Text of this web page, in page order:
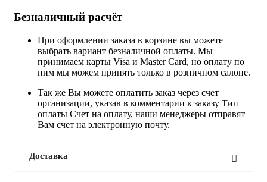
Безналичный расчёт
При оформлении заказа в корзине вы можете
выбрать вариант безналичной оплаты. Мы
принимаем карты Visa и Master Card, но оплату по
ним мы можем принять только в розничном салоне.
Так же Вы можете оплатить заказ через счет
организации, указав в комментарии к заказу Тип
оплаты Счет на оплату, наши менеджеры отправят
Вам счет на электронную почту.
Доставка